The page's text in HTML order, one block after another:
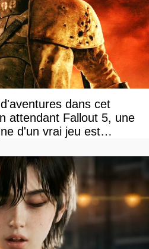
dans cet
attendant Fallout 5, une
d'un vrai jeu est